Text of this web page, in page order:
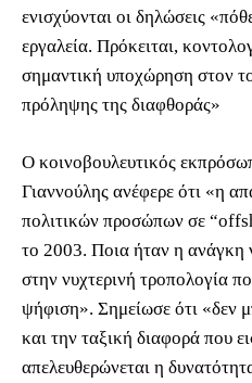
ενισχύονται οι δηλώσεις
εργαλεία. Πρόκειται,
σημαντική υποχώρηση στον
πρόληψης της διαφθοράς»
Ο κοινοβουλευτικός
Γιαννούλης ανέφερε ότι «η
πολιτικών προσώπων σε
το 2003. Ποια ήταν η ανάγκη
στην νυχτερινή τροπολογία
ψήφιση». Σημείωσε ότι «δεν
και την ταξική διαφορά που
απελευθερώνεται η